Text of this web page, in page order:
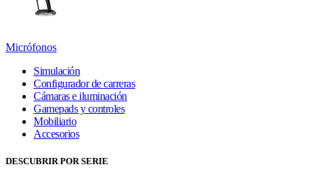
Micrófonos
Simulación
Configurador de carreras
Cámaras e iluminación
Gamepads y controles
Mobiliario
Accesorios
DESCUBRIR POR SERIE